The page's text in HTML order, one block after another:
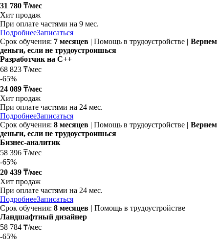
31 780 ₸/мес
Хит продаж
При оплате частями на 9 мес.
ПодробнееЗаписаться
Срок обучения: 7 месяцев | Помощь в трудоустройстве | Вернем
деньги, если не трудоустроишься
Разработчик на C++
68 823 ₸/мес
-65%
24 089 ₸/мес
Хит продаж
При оплате частями на 24 мес.
ПодробнееЗаписаться
Срок обучения: 8 месяцев | Помощь в трудоустройстве | Вернем
деньги, если не трудоустроишься
Бизнес-аналитик
58 396 ₸/мес
-65%
20 439 ₸/мес
Хит продаж
При оплате частями на 24 мес.
ПодробнееЗаписаться
Срок обучения: 8 месяцев | Помощь в трудоустройстве
Ландшафтный дизайнер
58 784 ₸/мес
-65%